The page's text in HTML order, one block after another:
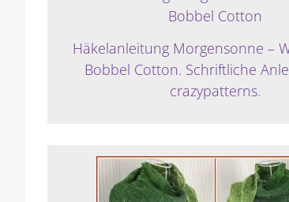
Häkelanleitung Morgensonne –
Bobbel Cotton. Schriftliche
crazypatterns.